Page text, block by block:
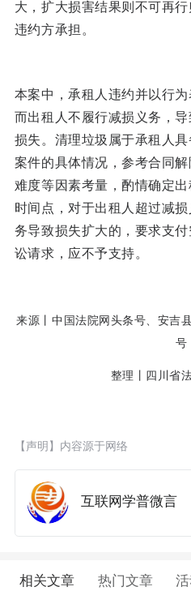
大，扩大损害结果则不可再
违约方承担。
本案中，承租人违约并以行
而出租人不履行减损义务，
损失。清理垃圾属于承租人
案件的具体情况，参考合同
难度等因素考量，酌情确定
时间点，对于出租人超过减
务导致损失扩大的，要求支
讼请求，应不予支持。
来源丨中国法院网头条号、安吉
号
整理丨四川省
【声明】内容源于网络
互联网学普微言
相关文章 热门文章